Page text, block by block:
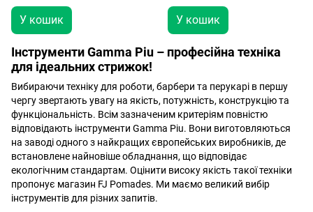
У кошик У кошик
Інструменти Gamma Piu – професійна техніка
для ідеальних стрижок!
Вибираючи техніку для роботи, барбери та перукарі в першу
чергу звертають увагу на якість, потужність, конструкцію та
функціональність. Всім зазначеним критеріям повністю
відповідають інструменти Gamma Piu. Вони виготовляються
на заводі одного з найкращих європейських виробників, де
встановлене найновіше обладнання, що відповідає
екологічним стандартам. Оцінити високу якість такої техніки
пропонує магазин FJ Pomades. Ми маємо великий вибір
інструментів для різних запитів.